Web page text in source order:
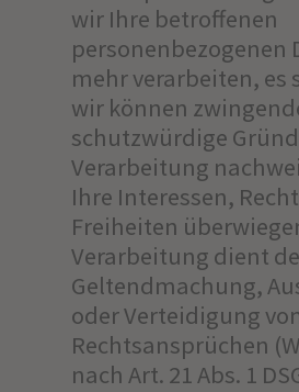
wir Ihre betroffenen
personenbezogenen
mehr verarbeiten, es
wir können
schutzwürdige
Verarbeitung
Ihre Interessen,
Freiheiten
Verarbeitung dient
Geltendmachung,
oder Verteidigung
Rechtsansprüchen
nach Art. 21 Abs. 1